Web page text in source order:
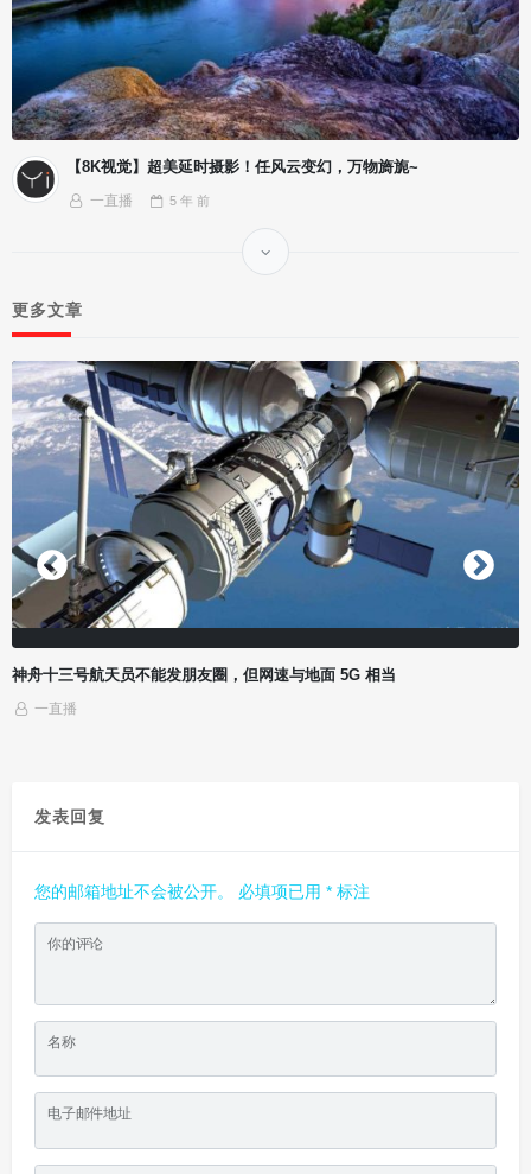
【8K视觉】超美延时摄影！任风云变幻，万物旖旎~
一直播 5 年 前
更多文章
丰田 GR Yaris 氢燃料发动机原型车官图公布，可直接
发表回复
您的邮箱地址不会被公开。 必填项已用* 标注
你的评论
名称
电子邮件地址